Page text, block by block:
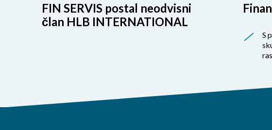
FIN SERVIS postal neodvisni
član HLB INTERNATIONAL
S